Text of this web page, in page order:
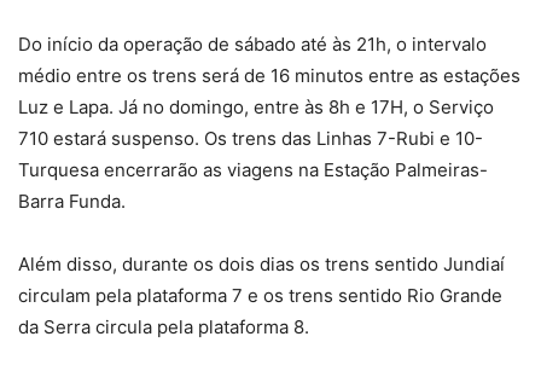
Do início da operação de sábado até às 21h, o intervalo
médio entre os trens será de 16 minutos entre as estações
Luz e Lapa. Já no domingo, entre às 8h e 17H, o Serviço
710 estará suspenso. Os trens das Linhas 7-Rubi e 10-
Turquesa encerrarão as viagens na Estação Palmeiras-
Barra Funda.
Além disso, durante os dois dias os trens sentido Jundiaí
circulam pela plataforma 7 e os trens sentido Rio Grande
da Serra circula pela plataforma 8.